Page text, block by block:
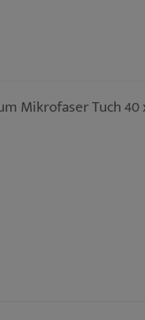
Mikrofaser Tuch 40